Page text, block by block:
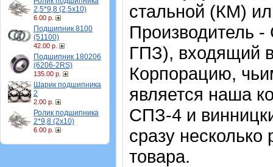
2,5*9,8 (2,5х10)
6.00 р.
Подшипник 8100
(51100)
42.00 р.
Подшипник 180206
(6206-2RS)
135.00 р.
Шарик подшипника
2
2.00 р.
Ролик подшипника
2*9,8 (2х10)
6.00 р.
стальной (КМ)
Производитель
ГПЗ), входящий
Корпорацию,
является наша
СПЗ-4 и
сразу
товара.